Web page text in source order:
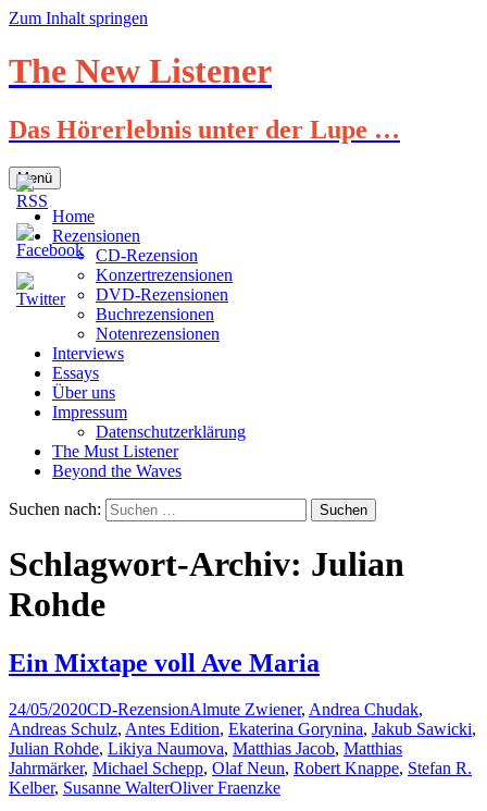
Zum Inhalt springen
The New Listener
Das Hörerlebnis unter der Lupe …
Menü
Home
Rezensionen
CD-Rezension
Konzertrezensionen
DVD-Rezensionen
Buchrezensionen
Notenrezensionen
Interviews
Essays
Über uns
Impressum
Datenschutzerklärung
The Must Listener
Beyond the Waves
Suchen nach:
Schlagwort-Archiv: Julian
Rohde
Ein Mixtape voll Ave Maria
24/05/2020CD-RezensionAlmute Zwiener, Andrea Chudak,
Andreas Schulz, Antes Edition, Ekaterina Gorynina, Jakub Sawicki,
Julian Rohde, Likiya Naumova, Matthias Jacob, Matthias
Jahrmärker, Michael Schepp, Olaf Neun, Robert Knappe, Stefan R.
Kelber, Susanne WalterOliver Fraenzke